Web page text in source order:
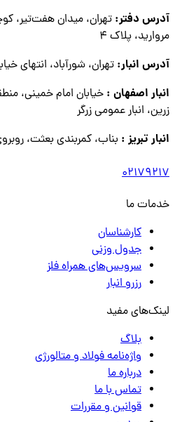
آدرس دفتر: تهران، میدان
مروارید، پلاک ۴
آدرس انبار: تهران، شورآباد، انتهای خیابان
انبار اصفهان : خیابان امام خمینی،
زرین، انبار عمومی زرگر
انبار تبریز : بناب، کمربندی بعثت،
02179217
خدمات ما
کارشناسان
جدول وزنی
سرویس‌های همراه فلز
رزرو انبار
لینک‌های مفید
بلاگ
واژه‌نامه فولاد و متالورژی
درباره ما
تماس با ما
قوانین و مقررات